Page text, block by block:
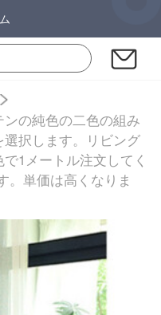
の純色の二色の組み
択します。リビング
1メートル注文してく
。単価は高くなりま